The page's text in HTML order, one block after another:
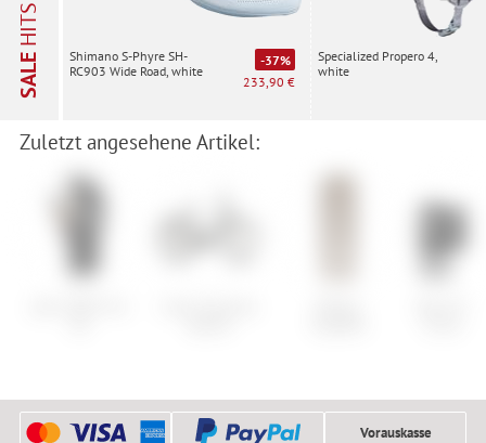
SALE
HITS
Shimano S-Phyre SH-
RC903 Wide Road, white
-37%
233,90 €
Specialized Propero 4,
white
Zuletzt angesehene Artikel:
Vorauskasse